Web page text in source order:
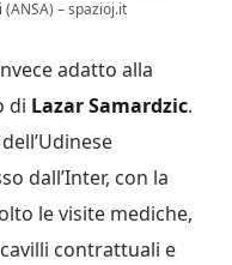
– spazioj.it
adatto alla
di Lazar Samardzic.
dall’Inter, con la
le visite mediche,
contrattuali e